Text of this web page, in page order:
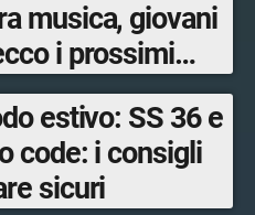
musica, giovani
i prossimi
in Valtellina
estivo: SS 36 e
code: i consigli
sicuri